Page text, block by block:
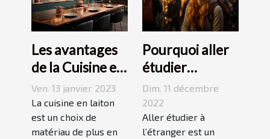
Les avantages
de la Cuisine en
Laiton
Ven. 13 janvier 2023
La cuisine en laiton
est un choix de
matériau de plus en
Pourquoi aller
étudier
l’étranger ?
Dim. 11 décembre
2022
Aller étudier à
l’étranger est un